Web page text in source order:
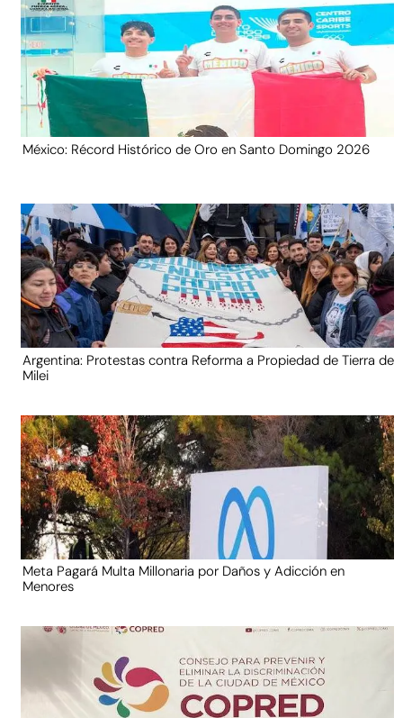
México: Récord Histórico de Oro en Santo Domingo 2026
Argentina: Protestas contra Reforma a Propiedad de Tierra de
Milei
Meta Pagará Multa Millonaria por Daños y Adicción en
Menores